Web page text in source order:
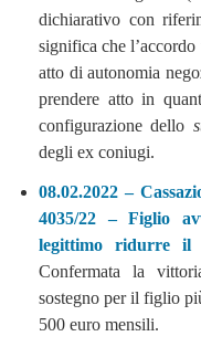
dichiarativo con
significa che
atto di autonomia
prendere atto in
configurazione dello
degli ex coniugi.
08.02.2022 –
4035/22 – Figlio
legittimo ridurre il
Confermata la
sostegno per il figlio
500 euro mensili.